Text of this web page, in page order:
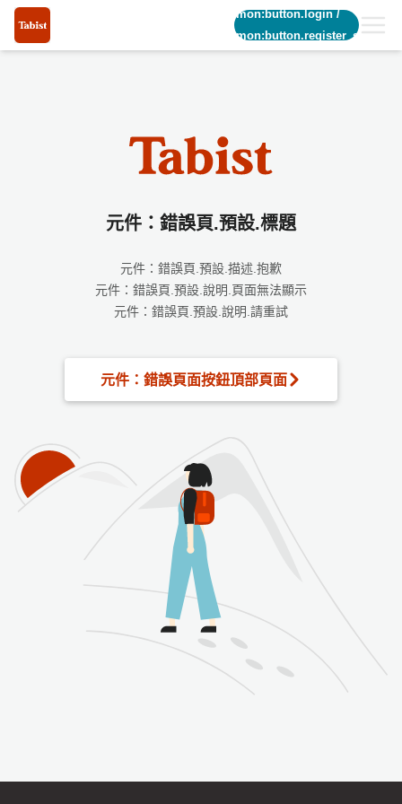
common:button.login/
common:button.register_short
元件：錯誤頁.預設.標題
元件：錯誤頁.預設.描述.抱歉
元件：錯誤頁.預設.說明.頁面無法顯示
元件：錯誤頁.預設.說明.請重試
元件：錯誤頁面按鈕頂部頁面